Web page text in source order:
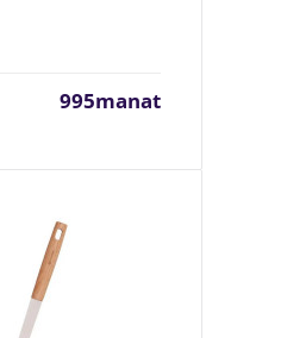
В избранные
В Корзину
995manat